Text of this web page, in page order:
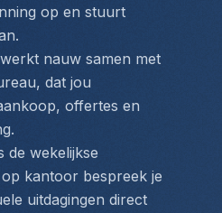
op en stuurt
nauw samen met
dat jou
offertes en
de wekelijkse
kantoor bespreek je
uitdagingen direct